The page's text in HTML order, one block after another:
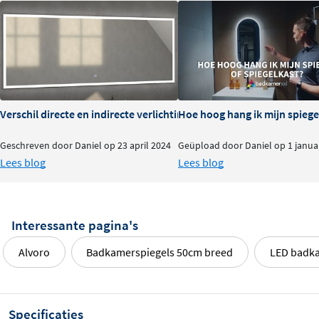
Koud wit:Ideaal voor functionele taken zoals
Voor een gezellige en ontspannen
sfeer.
Bediening:
Druk kort op de knop om de verlichting aan of uit
kleurtemperatuur te wijzigen.
Schakel de spiegelverwarming eenvoudig in of uit
met een aparte knop.
Altijd helder dankzij anti-
condensfunctie
Verschil directe en indirecte verlichting bij spiegels
Geschreven door Daniel op 23 april 2024
Lees blog
Hoe hoog hang ik mijn
Geüpload door Daniel op 1
Lees blog
Interessante pagina's
Alvoro Badkamerspiegels 50cm breed LED
Specificaties